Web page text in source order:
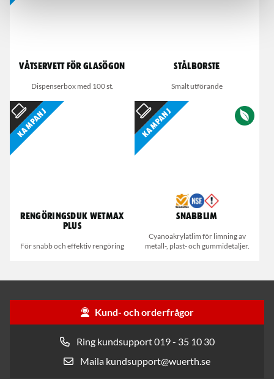
Våtservett för glasögon
Dispenserbox med 100 st.
Stålborste
Smalt utförande
Kampanj
Rengöringsduk Wetmax
Plus
För snabb och effektiv rengöring
Kampanj
Snabblim
Cyanoakrylatlim för limning av
metall-, plast- och gummidetaljer.
Kund- och orderfrågor
Ring kundsupport 019 - 35 10 30
Maila kundsupport@wuerth.se